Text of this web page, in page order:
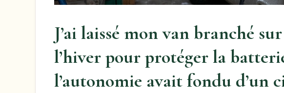
J’ai laissé mon van branché
l’hiver pour protéger la
l’autonomie avait fondu d’un